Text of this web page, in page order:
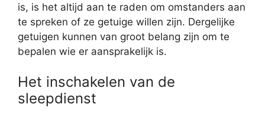
is, is het altijd aan te raden om omstanders aan
te spreken of ze getuige willen zijn. Dergelijke
getuigen kunnen van groot belang zijn om te
bepalen wie er aansprakelijk is.
Het inschakelen van de
sleepdienst